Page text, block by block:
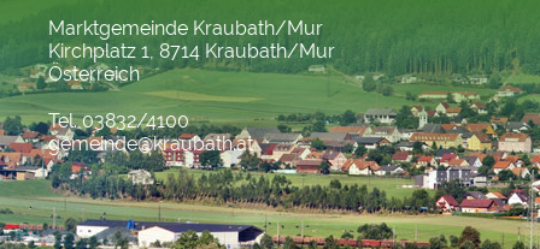
Marktgemeinde Kraubath/Mur
Kirchplatz 1, 8714 Kraubath/Mur
Österreich
Tel. 03832/4100
gemeinde@kraubath.at